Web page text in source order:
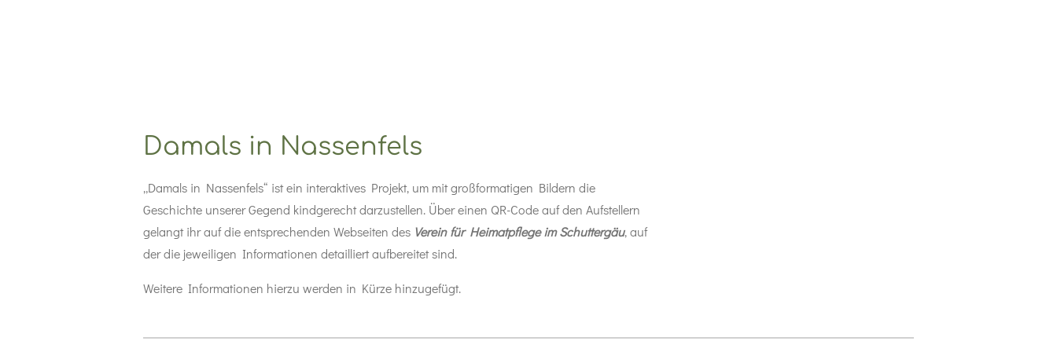
Damals in Nassenfels
„Damals in Nassenfels“ ist ein interaktives Projekt, um mit großformatigen Bildern die
Geschichte unserer Gegend kindgerecht darzustellen. Über einen QR-Code auf den Aufstellern
gelangt ihr auf die entsprechenden Webseiten des Verein für Heimatpflege im Schuttergäu, auf
der die jeweiligen Informationen detailliert aufbereitet sind.
Weitere Informationen hierzu werden in Kürze hinzugefügt.